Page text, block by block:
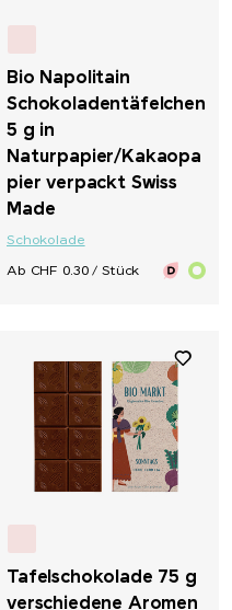
Bio Napolitain
Schokoladentäfelchen
5 g in
Naturpapier/Kakaopa
pier verpackt Swiss
Made
Schokolade
Ab CHF 0.30 / Stück
Tafelschokolade 75 g
verschiedene Aromen